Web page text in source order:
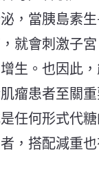
，當胰島素
就會刺激子
生。也因此
瘤患者至關
任何形式代
，搭配減重